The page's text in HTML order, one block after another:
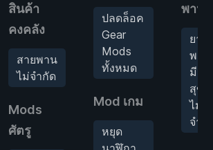
สินค้า
คงคลัง
สายพาน
ไม่จำกัด
Mods
ศัตรู
ปลดล็อค
Gear
Mods
ทั้งหมด
Mod เกม
หยุด
พาห
ยาน
พา
มี
สุข
ไม่
จำกั